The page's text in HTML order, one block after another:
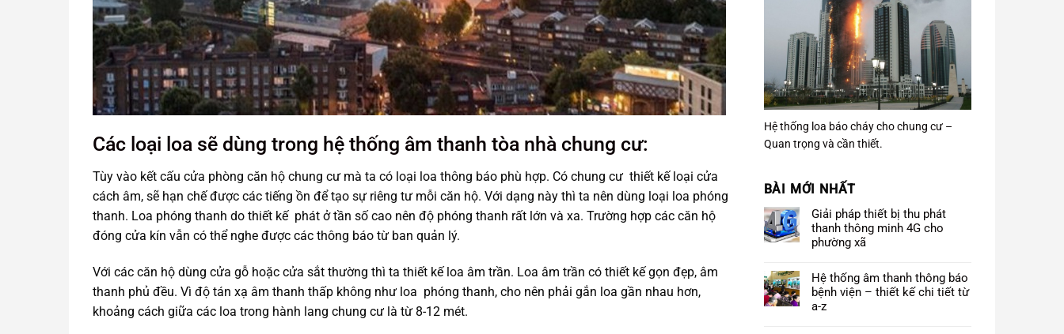
Các loại loa sẽ dùng trong hệ thống âm thanh tòa nhà chung cư:
Tùy vào kết cấu cửa phòng căn hộ chung cư mà ta có loại loa thông báo phù hợp. Có chung cư thiết kế loại cửa
cách âm, sẽ hạn chế được các tiếng ồn để tạo sự riêng tư mỗi căn hộ. Với dạng này thì ta nên dùng loại loa phóng
thanh. Loa phóng thanh do thiết kế phát ở tần số cao nên độ phóng thanh rất lớn và xa. Trường hợp các căn hộ
đóng cửa kín vẫn có thể nghe được các thông báo từ ban quản lý.
Với các căn hộ dùng cửa gỗ hoặc cửa sắt thường thì ta thiết kế loa âm trần. Loa âm trần có thiết kế gọn đẹp, âm
thanh phủ đều. Vì độ tán xạ âm thanh thấp không như loa phóng thanh, cho nên phải gắn loa gần nhau hơn,
khoảng cách giữa các loa trong hành lang chung cư là từ 8-12 mét.
Hệ thống loa báo cháy cho chung cư –
Quan trọng và cần thiết.
BÀI MỚI NHẤT
Giải pháp thiết bị thu phát
thanh thông minh 4G cho
phường xã
Hệ thống âm thanh thông báo
bệnh viện – thiết kế chi tiết từ
a-z